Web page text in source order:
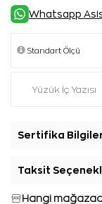
Whatsapp
Sertifika
Taksit
Hangi